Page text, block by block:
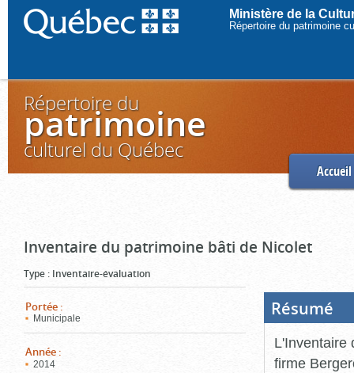
Ministère de la
Répertoire du patrimoine
Répertoire du
patrimoine
culturel du Québec
Accueil
Inventaire du patrimoine bâti de Nicolet
Type : Inventaire-évaluation
Portée :
Municipale
Année :
2014
Résumé
L'Inventaire
firme